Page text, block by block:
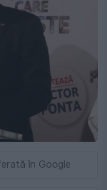
în Google